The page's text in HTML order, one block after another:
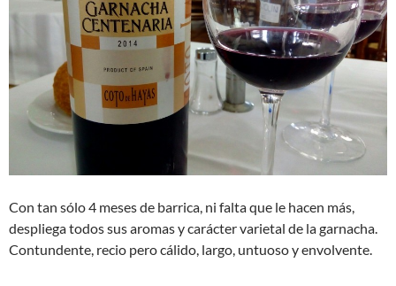
Con tan sólo 4 meses de barrica, ni falta que le hacen más,
despliega todos sus aromas y carácter varietal de la garnacha.
Contundente, recio pero cálido, largo, untuoso y envolvente.